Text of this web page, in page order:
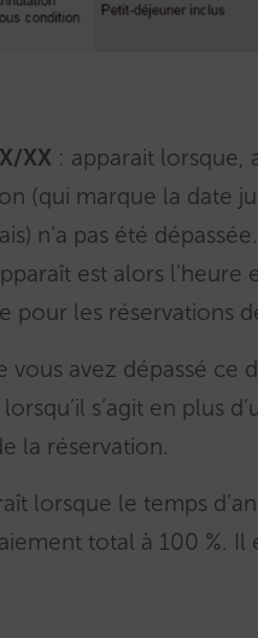
XX : apparait lorsque,
(qui marque la date
n’a pas été
est alors l’heure
pour les réservations
vous avez dépassé ce
s’agit en plus
la réservation.
lorsque le temps
total à 100 %. Il